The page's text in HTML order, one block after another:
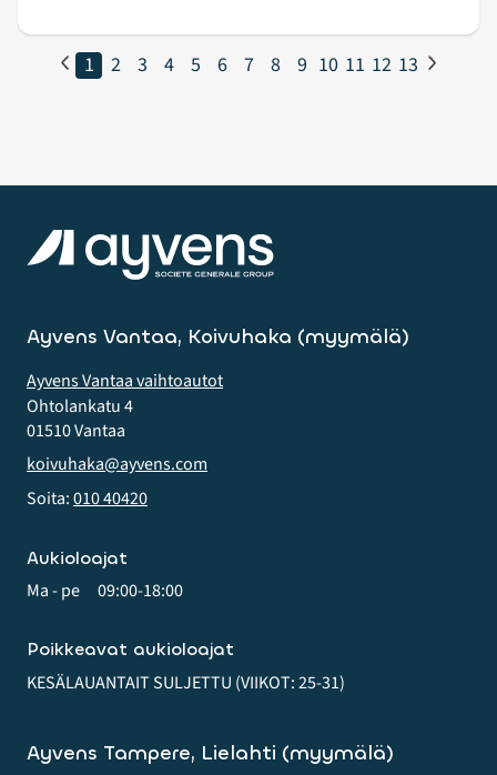
1 2 3 4 5 6 7 8 9 10 11 12 13
Ayvens Vantaa, Koivuhaka (myymälä)
Ayvens Vantaa vaihtoautot
Ohtolankatu 4
01510 Vantaa
koivuhaka@ayvens.com
Soita:010 40420
Aukioloajat
Ma - pe 09:00-18:00
Poikkeavat aukioloajat
KESÄLAUANTAIT SULJETTU (VIIKOT: 25-31)
Ayvens Tampere, Lielahti (myymälä)